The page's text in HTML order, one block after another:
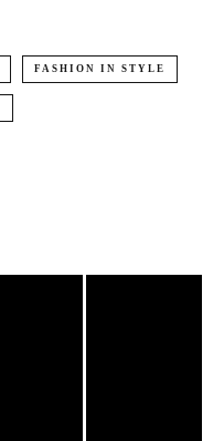
FASHION IN STYLE